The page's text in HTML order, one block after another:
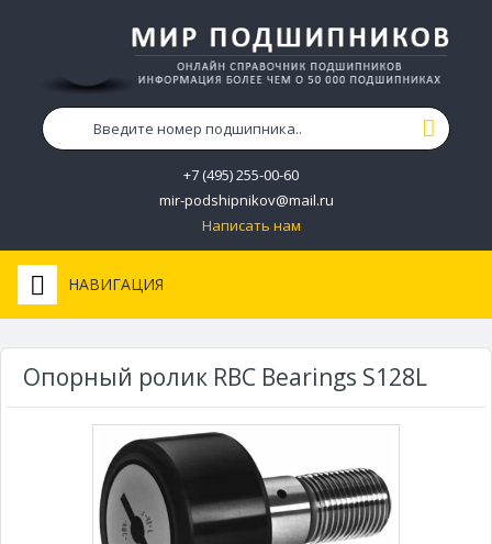
+7 (495) 255-00-60
mir-podshipnikov@mail.ru
Написать нам
НАВИГАЦИЯ
Опорный ролик RBC Bearings S128L